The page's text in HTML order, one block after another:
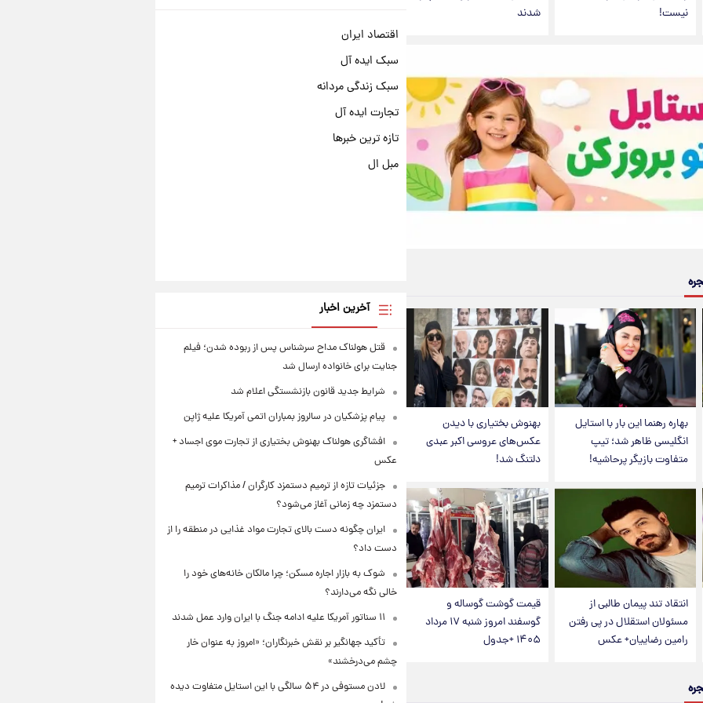
نیست!
شدند
بهاره رهنما این بار با استایل
انگلیسی ظاهر شد؛ تیپ
متفاوت بازیگر پرحاشیه!
بهنوش بختیاری با دیدن
عکس‌های عروسی اکبر عبدی
دلتنگ شد!
انتقاد تند پیمان طالبی از
مسئولان استقلال در پی رفتن
رامین رضاییان+ عکس
قیمت گوشت گوساله و
گوسفند امروز شنبه ۱۷ مرداد
۱۴۰۵ +جدول
اقتصاد ایران
سبک ایده آل
سبک زندگی مردانه
تجارت ایده آل
تازه ترین خبرها
مبل ال
آخرین اخبار
قتل هولناک مداح سرشناس پس از ربوده شدن؛ فیلم
جنایت برای خانواده ارسال شد
شرایط جدید قانون بازنشستگی اعلام شد
پیام پزشکیان در سالروز بمباران اتمی آمریکا علیه ژاپن
افشاگری هولناک بهنوش بختیاری از تجارت موی اجساد +
عکس
جزئیات تازه از ترمیم دستمزد کارگران / مذاکرات ترمیم
دستمزد چه زمانی آغاز می‌شود؟
ایران چگونه دست بالای تجارت مواد غذایی در منطقه را از
دست داد؟
شوک به بازار اجاره مسکن؛ چرا مالکان خانه‌های خود را
خالی نگه می‌دارند؟
۱۱ سناتور آمریکا علیه ادامه جنگ با ایران وارد عمل شدند
تأکید جهانگیر بر نقش خبرنگاران؛ «امروز به عنوان خار
چشم می‌درخشند»
لادن مستوفی در ۵۴ سالگی با این استایل متفاوت دیده